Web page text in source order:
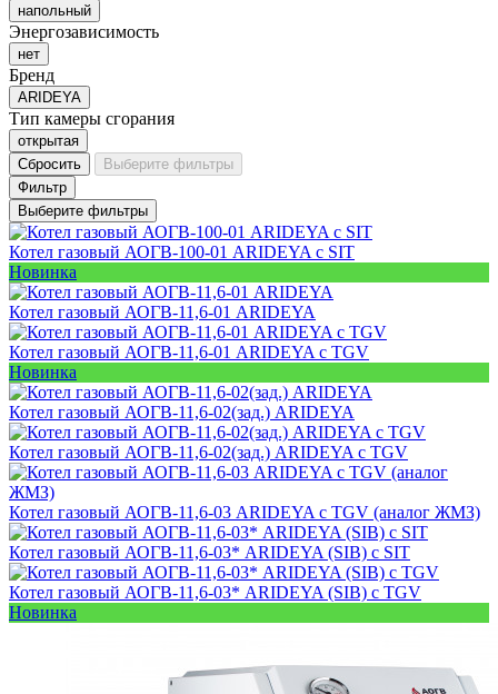
напольный
Энергозависимость
нет
Бренд
ARIDEYA
Тип камеры сгорания
открытая
Сбросить
Выберите фильтры
Фильтр
Выберите фильтры
Котел газовый АОГВ-100-01 ARIDEYA с SIT
Новинка
Котел газовый АОГВ-11,6-01 ARIDEYA
Котел газовый АОГВ-11,6-01 ARIDEYA с TGV
Новинка
Котел газовый АОГВ-11,6-02(зад.) ARIDEYA
Котел газовый АОГВ-11,6-02(зад.) ARIDEYA с TGV
Котел газовый АОГВ-11,6-03 ARIDEYA с TGV (аналог ЖМЗ)
Котел газовый АОГВ-11,6-03* ARIDEYA (SIB) с SIT
Котел газовый АОГВ-11,6-03* ARIDEYA (SIB) с TGV
Новинка